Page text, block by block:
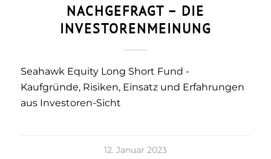
NACHGEFRAGT – DIE
INVESTORENMEINUNG
Seahawk Equity Long Short Fund -
Kaufgründe, Risiken, Einsatz und Erfahrungen
aus Investoren-Sicht
12. Januar 2023